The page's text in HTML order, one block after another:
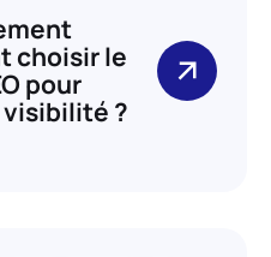
choisir le
pour
?